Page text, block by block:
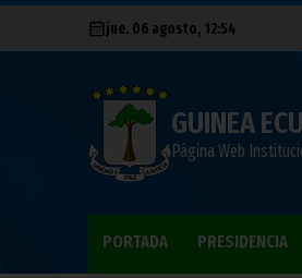
jue. 06 agosto, 12:54
GUINEA
Página Web
PORTADA PRESIDENCIA